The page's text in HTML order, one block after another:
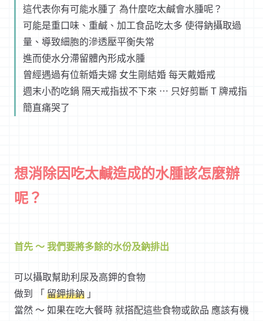
這代表你有可能水腫了 為什麼吃太鹹會水腫呢？
可能是重口味、重鹹、加工食品吃太多 使得鈉攝取過
量、導致細胞的滲透壓平衡失常
進而使水分滯留體內形成水腫
曾經遇過有位新婚夫婦 女生剛結婚 每天戴婚戒
週末小酌吃鍋 隔天戒指拔不下來 ⋯ 只好剪斷 T 牌戒指
簡直痛哭了
想消除因吃太鹹造成的水腫該怎麼辦
呢？
首先 ～ 我們要將多餘的水份及鈉排出
可以攝取幫助利尿及高鉀的食物
做到 「 留鉀排鈉 」
當然 ～ 如果在吃大餐時 就搭配這些食物或飲品 應該有機